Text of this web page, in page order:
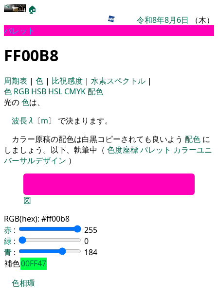
🏠
令和8年8月6日 （木）
パレット
FF00B8
周期表 | 色 | 比視感度 | 水素スペクトル |
色 RGB HSB HSL CMYK配色
光の色は、
波長λ 〔m〕 で決まります。
カラー原稿の配色は白黒コピーされても良いよう 配色 に
しましょう。以下、執筆中（ 色度座標パレット カラーユニ
バーサルデザイン ）
図
RGB(hex): #ff00b8
赤 :
255
緑 :
0
青 :
184
補色00FF47
色相環